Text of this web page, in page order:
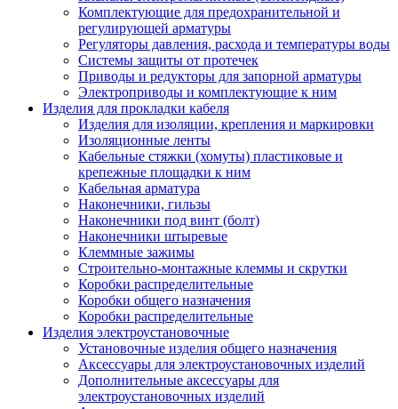
Комплектующие для предохранительной и
регулирующей арматуры
Регуляторы давления, расхода и температуры воды
Системы защиты от протечек
Приводы и редукторы для запорной арматуры
Электроприводы и комплектующие к ним
Изделия для прокладки кабеля
Изделия для изоляции, крепления и маркировки
Изоляционные ленты
Кабельные стяжки (хомуты) пластиковые и
крепежные площадки к ним
Кабельная арматура
Наконечники, гильзы
Наконечники под винт (болт)
Наконечники штыревые
Клеммные зажимы
Строительно-монтажные клеммы и скрутки
Коробки распределительные
Коробки общего назначения
Коробки распределительные
Изделия электроустановочные
Установочные изделия общего назначения
Аксессуары для электроустановочных изделий
Дополнительные аксессуары для
электроустановочных изделий